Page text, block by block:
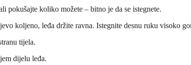
pokušajte koliko možete – bitno je da se istegnete.
koljeno, leđa držite ravna. Istegnite desnu ruku visoko
tijela.
dijelu leđa.